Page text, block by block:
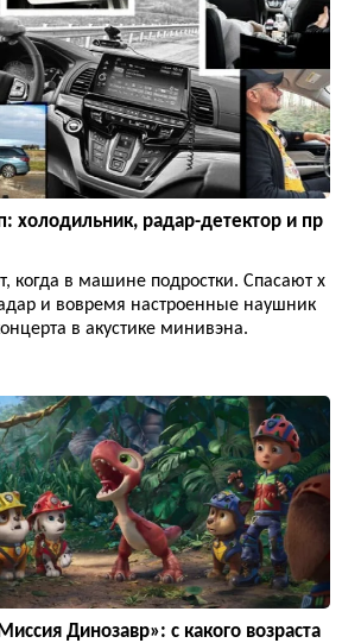
холодильник, радар-детектор и пр
когда в машине подростки. Спасают х
и вовремя настроенные наушник
в акустике минивэна.
Динозавр»: с какого возраста